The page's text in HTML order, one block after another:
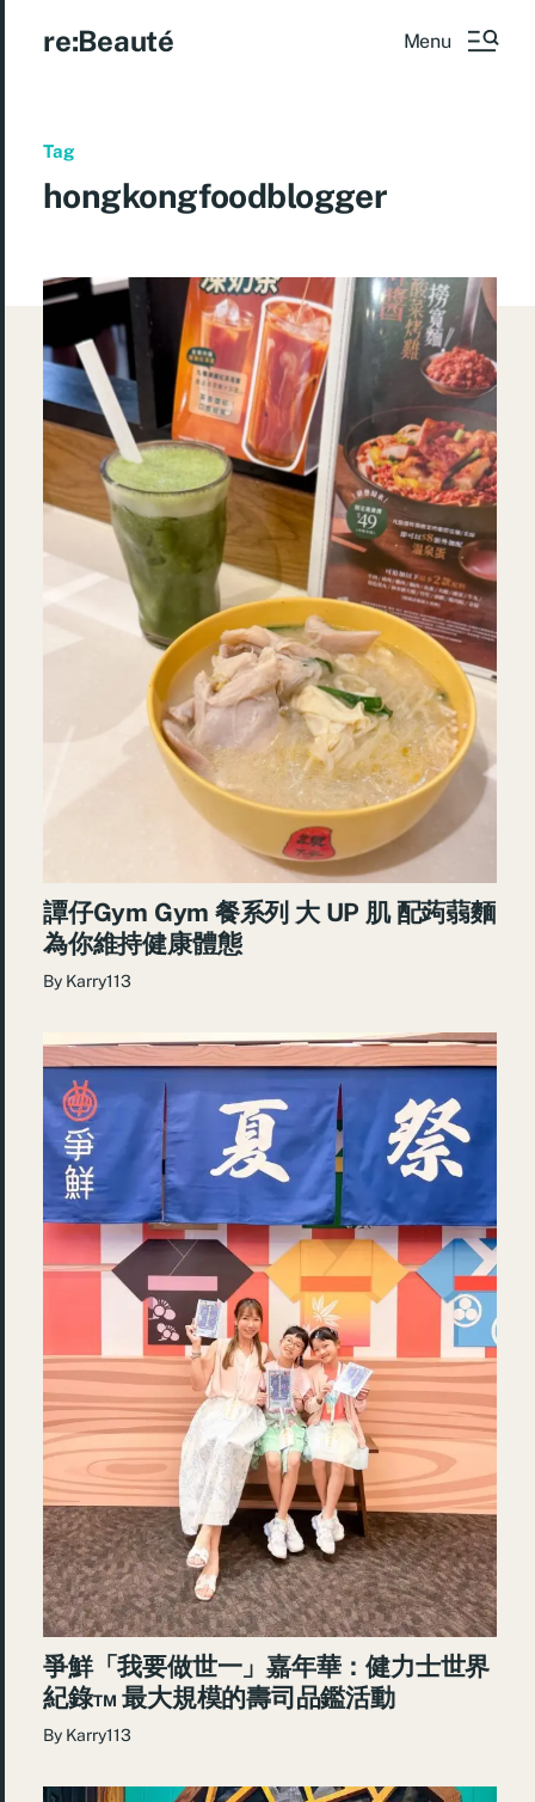
re:Beauté Menu
Tag
hongkongfoodblogger
譚仔Gym Gym 餐系列 大 UP 肌 配蒟蒻麵
為你維持健康體態
By Karry113
爭鮮「我要做世一」嘉年華：健力士世界
紀錄™ 最大規模的壽司品鑑活動
By Karry113